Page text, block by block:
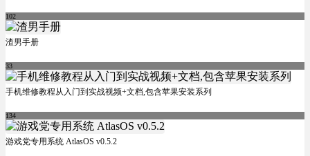
102
渣男手册
33
手机维修教程从入门到实战视频+文档,包含苹果安装系列
134
游戏党专用系统 AtlasOS v0.5.2